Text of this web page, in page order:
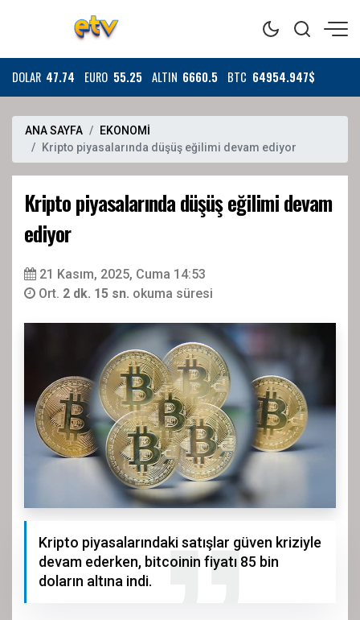
DOLAR 47.74 EURO 55.25 ALTIN 6660.5 BTC 64954.947$
ANA SAYFA
EKONOMİ
Kripto piyasalarında düşüş eğilimi devam ediyor
Kripto piyasalarında düşüş eğilimi devam
ediyor
21 Kasım, 2025, Cuma 14:53
Ort. 2 dk. 15 sn. okuma süresi
Kripto piyasalarındaki satışlar güven kriziyle
devam ederken, bitcoinin fiyatı 85 bin
doların altına indi.